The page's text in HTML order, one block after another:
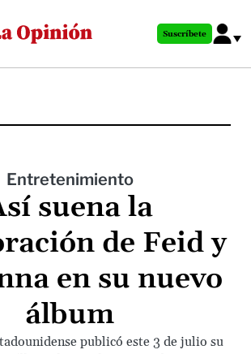
al
principal
Suscríbete
Entretenimiento
suena la
de Feid y
en su nuevo
álbum
publicó este 3 de julio su